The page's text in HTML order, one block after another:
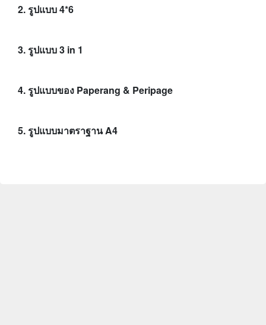
2. รูปแบบ 4*6
3. รูปแบบ 3 in 1
4. รูปแบบของ Paperang & Peripage
5. รูปแบบมาตราฐาน A4